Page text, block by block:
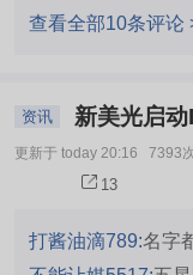
查看全部10条评论
资讯 新美光启动
更新于 today 20:16 7393
13
打酱油滴789:名字